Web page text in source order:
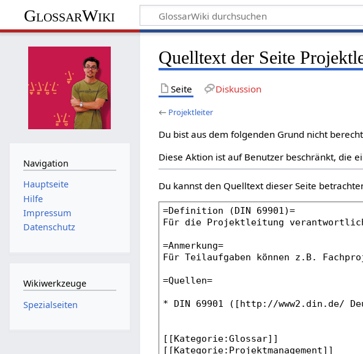
GlossarWiki
Quelltext der Seite
Seite Diskussion
← Projektleiter
Du bist aus dem folgenden Grund nicht
Diese Aktion ist auf Benutzer beschränkt, die
Du kannst den Quelltext dieser Seite
Navigation
Hauptseite
Hilfe
Impressum
Datenschutz
Wikiwerkzeuge
Spezialseiten